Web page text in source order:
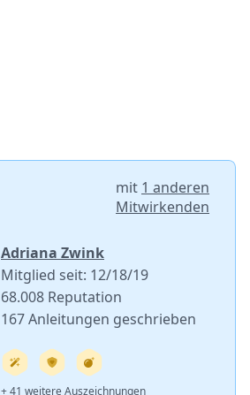
mit 1 anderen
Mitwirkenden
Adriana Zwink
Mitglied seit: 12/18/19
68.008 Reputation
167 Anleitungen geschrieben
+ 41 weitere Auszeichnungen